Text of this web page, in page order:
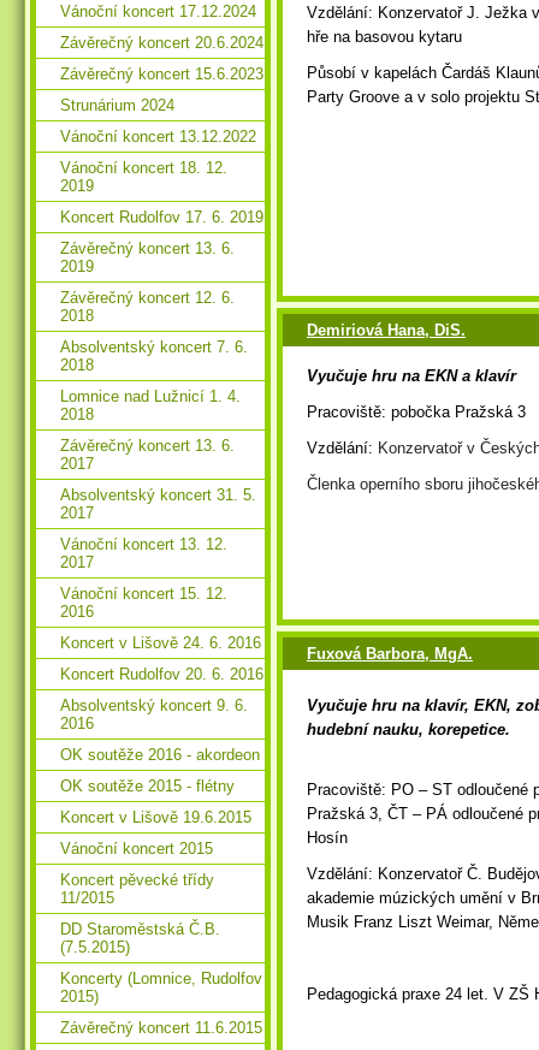
Vzdělání: Konzervatoř J. Ježka
hře na basovou kytaru
Působí v kapelách Čardáš
Party Groove a v solo projektu
Demiriová Hana, DiS.
Vyučuje hru na EKN a klavír
Pracoviště: pobočka Pražská
Vzdělání: Konzervatoř v
Členka operního sboru
Fuxová Barbora, MgA.
Vyučuje hru na klavír, EKN,
hudební nauku, korepetice.
Pracoviště: PO – ST odloučené
Pražská 3, ČT – PÁ odloučené
Hosín
Vzdělání: Konzervatoř Č.
akademie múzických umění v
Musik Franz Liszt Weimar,
Pedagogická praxe 24 let. V
Vánoční koncert 17.12.2024
Závěrečný koncert 20.6.2024
Závěrečný koncert 15.6.2023
Strunárium 2024
Vánoční koncert 13.12.2022
Vánoční koncert 18. 12.
2019
Koncert Rudolfov 17. 6. 2019
Závěrečný koncert 13. 6.
2019
Závěrečný koncert 12. 6.
2018
Absolventský koncert 7. 6.
2018
Lomnice nad Lužnicí 1. 4.
2018
Závěrečný koncert 13. 6.
2017
Absolventský koncert 31. 5.
2017
Vánoční koncert 13. 12.
2017
Vánoční koncert 15. 12.
2016
Koncert v Lišově 24. 6. 2016
Koncert Rudolfov 20. 6. 2016
Absolventský koncert 9. 6.
2016
OK soutěže 2016 - akordeon
OK soutěže 2015 - flétny
Koncert v Lišově 19.6.2015
Vánoční koncert 2015
Koncert pěvecké třídy
11/2015
DD Staroměstská Č.B.
(7.5.2015)
Koncerty (Lomnice, Rudolfov
2015)
Závěrečný koncert 11.6.2015